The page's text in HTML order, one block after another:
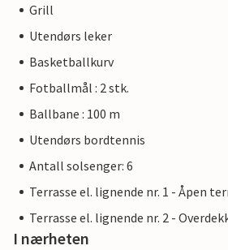
Grill
Utendørs leker
Basketballkurv
Fotballmål : 2 stk.
Ballbane : 100 m
Utendørs bordtennis
Antall solsenger: 6
Terrasse el. lignende nr. 1 - Åpen
Terrasse el. lignende nr. 2 -
I nærheten